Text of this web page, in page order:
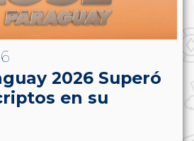
2026 Superó
en su